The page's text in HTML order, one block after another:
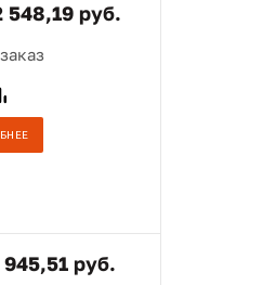
548,19 руб.
945,51 руб.